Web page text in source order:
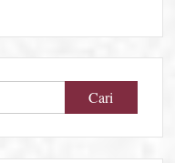
Cari